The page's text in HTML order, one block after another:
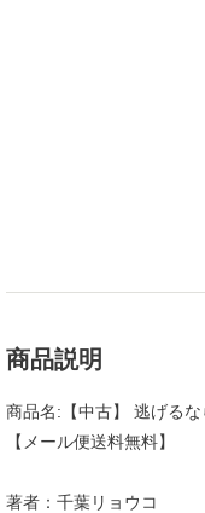
商品説明
商品名:【中古】 逃げる
【メール便送料無料】
著者：千葉リョウコ